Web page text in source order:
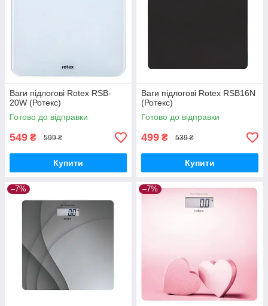
Ваги підлогові Rotex RSB-
20W (Ротекс)
Готово до відправки
549 ₴ 599 ₴
Купити
Ваги підлогові Rotex RSB16N
(Ротекс)
Готово до відправки
499 ₴ 539 ₴
Купити
–7% –7%